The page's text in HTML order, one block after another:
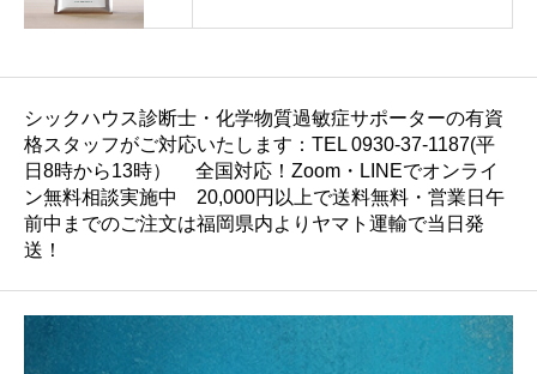
シックハウス診断士・化学物質過敏症サポーターの有資
格スタッフがご対応いたします：TEL 0930-37-1187(平
日8時から13時） 全国対応！Zoom・LINEでオンライ
ン無料相談実施中 20,000円以上で送料無料・営業日午
前中までのご注文は福岡県内よりヤマト運輸で当日発
送！